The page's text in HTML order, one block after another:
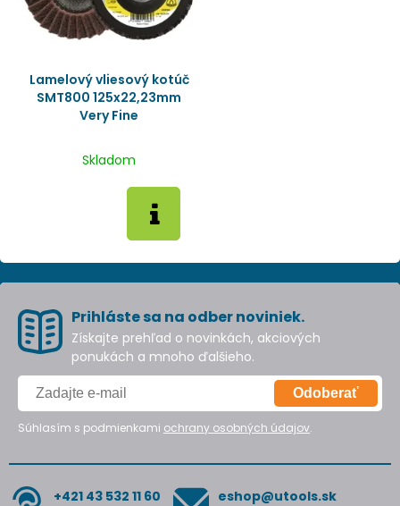
Lamelový vliesový kotúč
SMT800 125x22,23mm
Very Fine
Skladom
Prihláste sa na odber noviniek.
Získajte prehľad o novinkách, akciových
ponukách a mnoho ďalšieho.
Odoberať
Súhlasím s podmienkami ochrany osobných údajov.
+421 43 532 11 60 eshop@utools.sk